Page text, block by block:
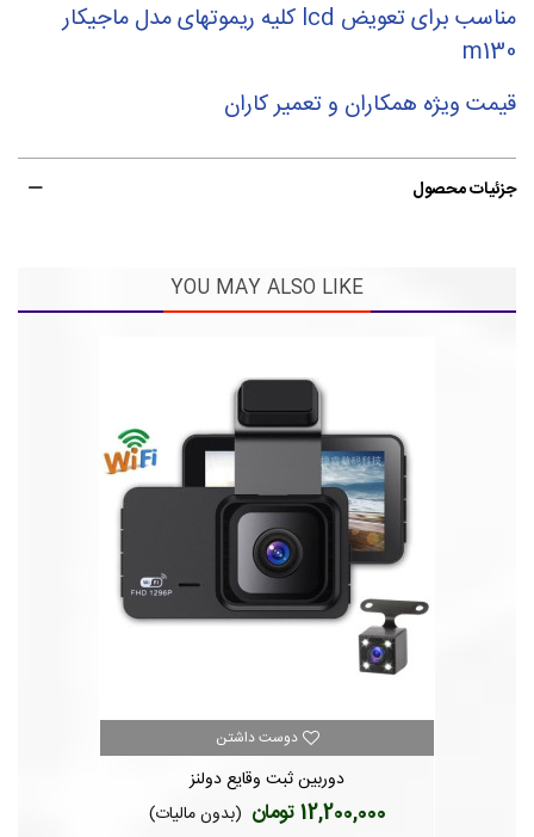
مناسب برای تعویض lcd کلیه ریموتهای مدل ماجیکار
m130
قیمت ویژه همکاران و تعمیر کاران
جزئیات محصول
YOU MAY ALSO LIKE
دوست داشتن
دوربین ثبت وقایع دولنز
12,200,000 تومان (بدون مالیات)